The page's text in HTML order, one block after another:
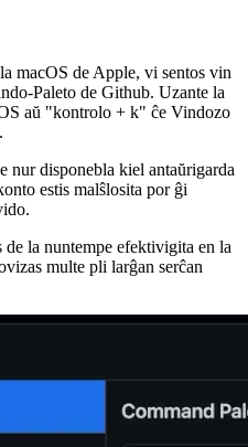
ekzemple ĉiujn tirpetojn kiuj
macOS de Apple, vi sentos vin
Paleto de Github. Uzante la
aŭ "kontrolo + k" ĉe Vindozo
nur disponebla kiel antaŭrigarda
estis malŝlosita por ĝi
de la nuntempe efektivigita en la